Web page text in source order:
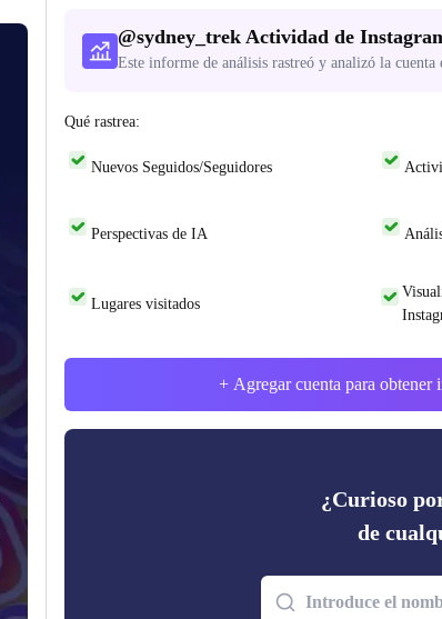
@sydney_trek Actividad de
Este informe de análisis rastreó y analizó la cuenta
Qué rastrea:
Nuevos Seguidos/Seguidores
Perspectivas de IA
Lugares visitados
+ Agregar cuenta para obtener
¿Curioso
de